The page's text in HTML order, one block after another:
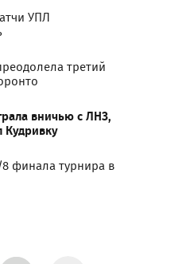
УПЛ
третий
вничью с ЛНЗ,
Кудривку
финала турнира в